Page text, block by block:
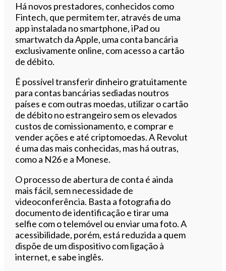
Há novos prestadores, conhecidos como
Fintech, que permitem ter, através de uma
app instalada no smartphone, iPad ou
smartwatch da Apple, uma conta bancária
exclusivamente online, com acesso a cartão
de débito.
É possível transferir dinheiro gratuitamente
para contas bancárias sediadas noutros
países e com outras moedas, utilizar o cartão
de débito no estrangeiro sem os elevados
custos de comissionamento, e comprar e
vender ações e até criptomoedas. A Revolut
é uma das mais conhecidas, mas há outras,
como a N26 e a Monese.
O processo de abertura de conta é ainda
mais fácil, sem necessidade de
videoconferência. Basta a fotografia do
documento de identificação e tirar uma
selfie com o telemóvel ou enviar uma foto. A
acessibilidade, porém, está reduzida a quem
dispõe de um dispositivo com ligação à
internet, e sabe inglês.